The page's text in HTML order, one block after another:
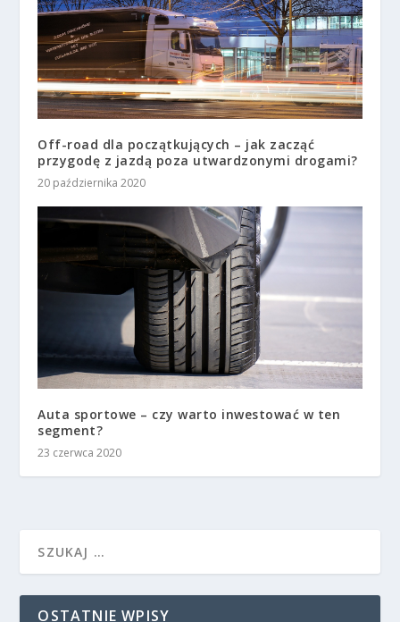
Off-road dla początkujących – jak zacząć
przygodę z jazdą poza utwardzonymi drogami?
20 października 2020
Auta sportowe – czy warto inwestować w ten
segment?
23 czerwca 2020
OSTATNIE WPISY